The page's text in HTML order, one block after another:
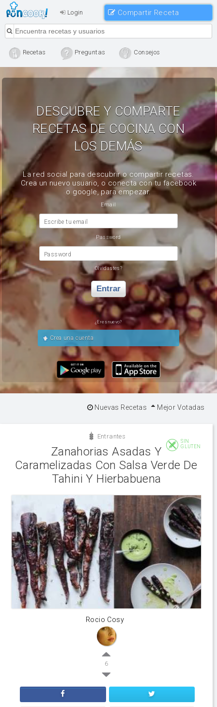
Login
Recetas Preguntas Consejos
DESCUBRE Y COMPARTE
RECETAS DE COCINA CON
LOS DEMÁS
La red social para descubrir o compartir recetas.
Crea un nuevo usuario, o conecta con tu facebook
o google, para empezar.
Email
Escribe tu email
Password
Password
Olvidastes?
Entrar
¿Eres nuevo?
Crea una cuenta
Compartir Receta
Nuevas Recetas Mejor Votadas
Entrantes
Zanahorias Asadas Y
Caramelizadas Con Salsa Verde De
Tahini Y Hierbabuena
SIN
GLUTEN
Rocio Cosy
6